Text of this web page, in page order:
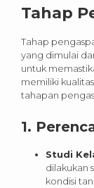
Tahap
Tahap
yang dimulai
untuk
memiliki
tahapan
1.
Studi
dilakukan
kondisi